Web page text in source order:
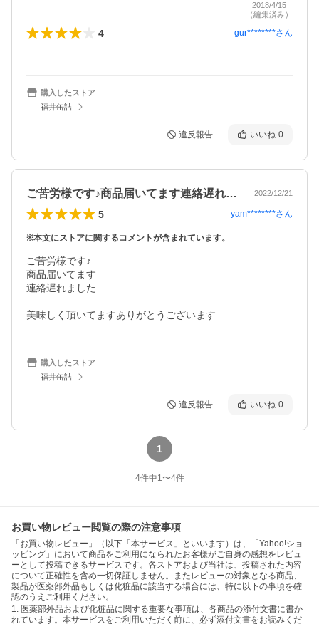
2018/4/15
（編集済み）
4 gur********さん
購入したストア
福井缶詰
違反報告 いいね 0
ご苦労様です♪商品届いてます連絡遅れま… 2022/12/21
5 yam********さん
※本文にストアに関するコメントが含まれています。
ご苦労様です♪
商品届いてます
連絡遅れました
美味しく頂いてますありがとうございます
購入したストア
福井缶詰
違反報告 いいね 0
1
4件中1〜4件
お買い物レビュー閲覧の際の注意事項
「お買い物レビュー」（以下「本サービス」といいます）は、「Yahoo!ショ
ッピング」において商品をご利用になられたお客様がご自身の感想をレビュ
ーとして投稿できるサービスです。各ストアおよび当社は、投稿された内容
について正確性を含め一切保証しません。またレビューの対象となる商品、
製品が医薬部外品もしくは化粧品に該当する場合には、特に以下の事項を確
認のうえご利用ください。
1. 医薬部外品および化粧品に関する重要な事項は、各商品の添付文書に書か
れています。本サービスをご利用いただく前に、必ず添付文書をお読みくだ